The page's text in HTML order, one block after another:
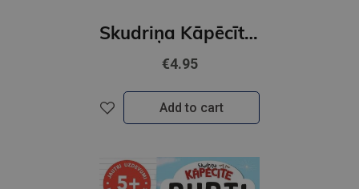
Skudriņa Kāpēcīte. Cipari
€4.95
Add to cart